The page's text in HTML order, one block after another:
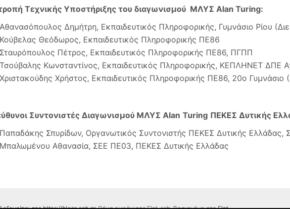
Τεχνικής Υποστήριξης του διαγωνισμού ΜΛΥΣ Alan Turing:
Αθανασόπουλος Δημήτρη, Εκπαιδευτικός Πληροφορικής, Γυμνάσιο Ρίου
Κούβελας Θεόδωρος, Εκπαιδευτικός Πληροφορικής ΠΕ86
Σταυρόπουλος Πέτρος, Εκπαιδευτικός Πληροφορικής ΠΕ86, ΠΓΠΠ
Τσούβαλης Κωνσταντίνος, Εκπαιδευτικός Πληροφορικής, ΚΕΠΛΗΝΕΤ ΔΠΕ
Χριστακούδης Χρήστος, Εκπαιδευτικός Πληροφορικής ΠΕ86, 20ο Γυμνάσιο
Συντονιστές Διαγωνισμού ΜΛΥΣ Alan Turing ΠΕΚΕΣ Δυτικής
Παπαδάκης Σπυρίδων, Οργανωτικός Συντονιστής ΠΕΚΕΣ Δυτικής Ελλάδας,
Μπαλωμένου Αθανασία, ΣΕΕ ΠΕ03, ΠΕΚΕΣ Δυτικής Ελλάδας